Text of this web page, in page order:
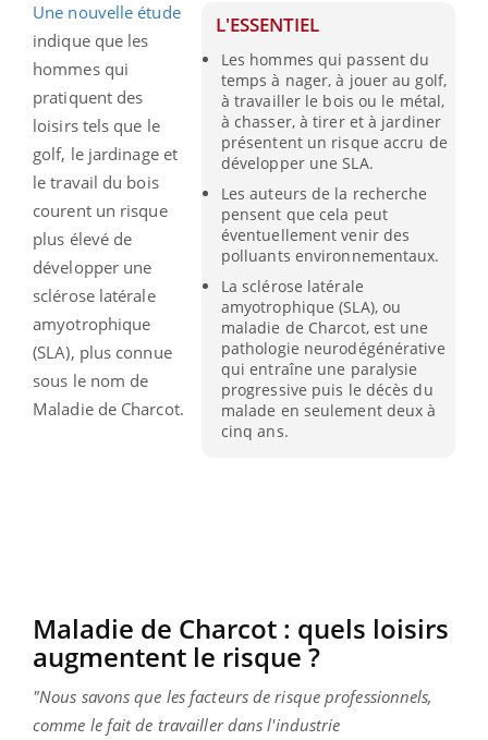
L'ESSENTIEL
Les hommes qui passent du
temps à nager, à jouer au golf,
à travailler le bois ou le métal,
à chasser, à tirer et à jardiner
présentent un risque accru de
développer une SLA.
Les auteurs de la recherche
pensent que cela peut
éventuellement venir des
polluants environnementaux.
La sclérose latérale
amyotrophique (SLA), ou
maladie de Charcot, est une
pathologie neurodégénérative
qui entraîne une paralysie
progressive puis le décès du
malade en seulement deux à
cinq ans.
Une nouvelle étude
indique que les
hommes qui
pratiquent des
loisirs tels que le
golf, le jardinage et
le travail du bois
courent un risque
plus élevé de
développer une
sclérose latérale
amyotrophique
(SLA), plus connue
sous le nom de
Maladie de Charcot.
Maladie de Charcot : quels loisirs
augmentent le risque ?
"Nous savons que les facteurs de risque professionnels,
comme le fait de travailler dans l'industrie